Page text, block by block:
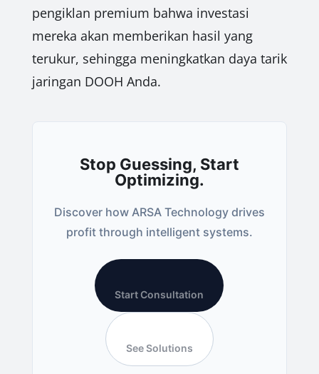
pengiklan premium bahwa investasi
mereka akan memberikan hasil yang
terukur, sehingga meningkatkan daya tarik
jaringan DOOH Anda.
Stop Guessing, Start
Optimizing.
Discover how ARSA Technology drives
profit through intelligent systems.
Start Consultation
See Solutions